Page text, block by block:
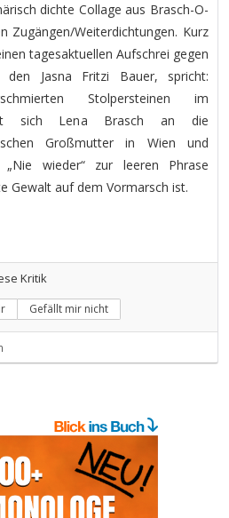
dichte Collage aus Brasch-O-
Zugängen/Weiterdichtungen. Kurz
tagesaktuellen Aufschrei gegen
den Jasna Fritzi Bauer, spricht:
Stolpersteinen im
sich Lena Brasch an die
Großmutter in Wien und
wieder“ zur leeren Phrase
Gewalt auf dem Vormarsch ist.
Kritik
Gefällt mir nicht